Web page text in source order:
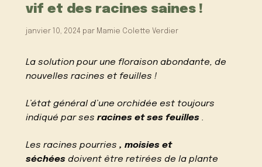
vif et des racines saines !
janvier 10, 2024 par Mamie Colette Verdier
La solution pour une floraison abondante, de
nouvelles racines et feuilles !
L’état général d’une orchidée est toujours
indiqué par sesracines et ses feuilles .
Les racines pourries, moisies et
séchées doivent être retirées de la plante